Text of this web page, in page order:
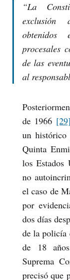
“La
exclusión
procesales
de las
al
de 1966 [29]
un histórico
Quinta
los Estados
no
el caso de
por
dos días
de la policía
de 18
Suprema
precisó que